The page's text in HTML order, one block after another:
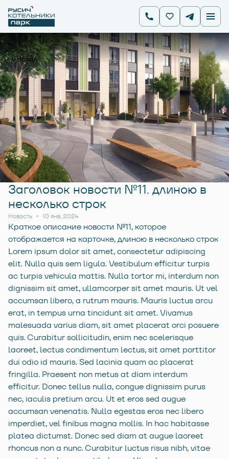
Назад
Заголовок новости №11. длиною в
несколько строк
Новость 10 янв. 2024
Краткое описание новости №11, которое
отображается на карточке, длиною в несколько строк
Lorem ipsum dolor sit amet, consectetur adipiscing
elit. Nulla quis sem ligula. Vestibulum efficitur turpis
ac turpis vehicula mattis. Nulla tortor mi, interdum non
dignissim sit amet, ullamcorper sit amet mauris. Ut vel
accumsan libero, a rutrum mauris. Mauris luctus arcu
erat, in tempus urna tincidunt sit amet. Vivamus
malesuada varius diam, sit amet placerat orci posuere
quis. Curabitur sollicitudin, enim nec scelerisque
laoreet, lectus condimentum lectus, sit amet porttitor
dui odio id mauris. Sed lacinia quam ac placerat
fringilla. Praesent non metus at diam interdum
efficitur. Donec tellus nulla, congue dignissim purus
nec, iaculis pretium arcu. Ut et eros sed augue
accumsan venenatis. Nulla egestas eros nec libero
imperdiet, vel finibus magna mollis. In hac habitasse
platea dictumst. Donec sed diam at augue laoreet
rhoncus non a nunc. Curabitur luctus risus nibh, vitae